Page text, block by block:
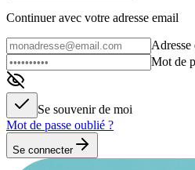
Continuer avec votre adresse email
Adresse
Mot de
Se souvenir de moi
Mot de passe oublié ?
Se connecter